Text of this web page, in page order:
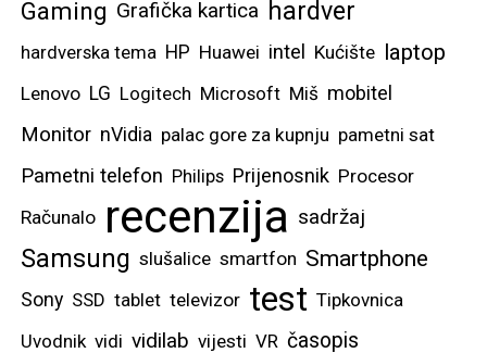
Gaming Grafička kartica hardver
hardverska tema HP Huawei intel Kućište laptop
Lenovo LG Logitech Microsoft Miš mobitel
Monitor nVidia palac gore za kupnju pametni sat
Pametni telefon Philips Prijenosnik Procesor
Računalo recenzija sadržaj
Samsung slušalice smartfon Smartphone
Sony SSD tablet televizor test Tipkovnica
Uvodnik vidi vidilab vijesti VR časopis